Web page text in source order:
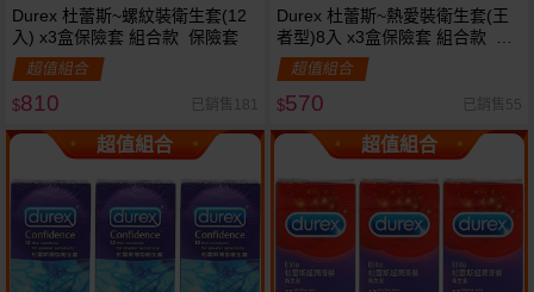
Durex 杜蕾斯~螺紋裝衛生套(12
入) x3盒保險套 組合款 保險套
超值組合
$810 已銷售181
Durex 杜蕾斯~熱愛裝衛生套(王
者型)8入 x3盒保險套 組合款 保
險套
超值組合
$570 已銷售55
超值組合 超值組合